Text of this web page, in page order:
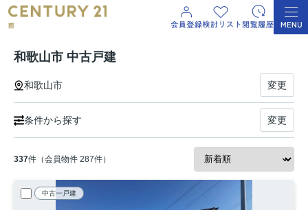
和歌山市 中古戸建
和歌山市 変更
条件から探す 変更
337件（会員物件 287件）
中古一戸建